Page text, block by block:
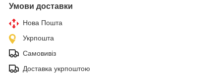
Умови доставки
Нова Пошта
Укрпошта
Самовивіз
Доставка укрпоштою